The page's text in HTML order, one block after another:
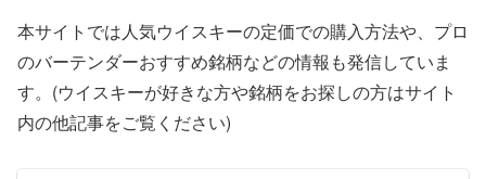
本サイトでは人気ウイスキーの定価での購入方法や、プロ
のバーテンダーおすすめ銘柄などの情報も発信していま
す。(ウイスキーが好きな方や銘柄をお探しの方はサイト
内の他記事をご覧ください)